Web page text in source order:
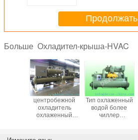
Продолжать
Больше Охладител-крыша-HVAC
центробежной
охладитель
охлаженный
Тип охлаженный
водой более
чиллер